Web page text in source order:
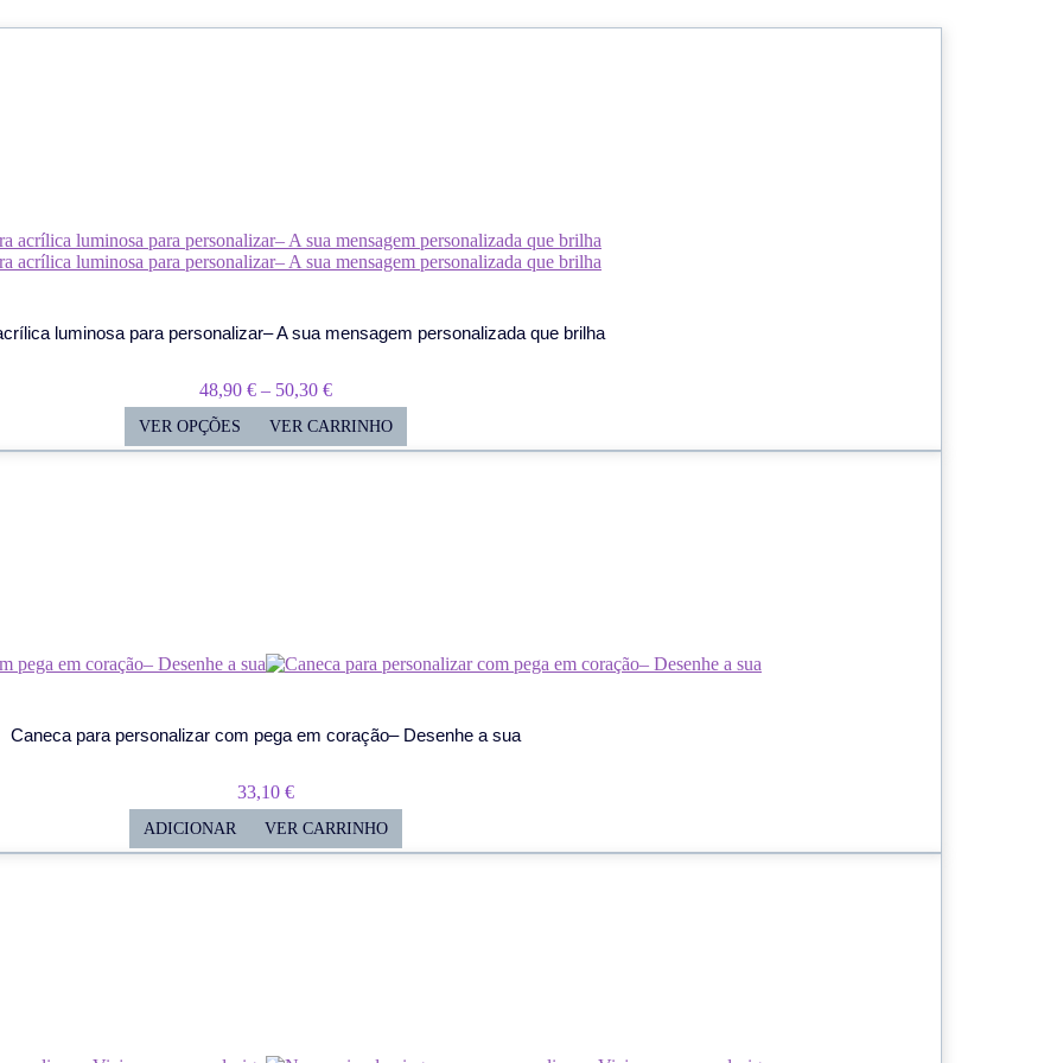
luminosa para personalizar– A sua mensagem personalizada que brilha
48,90 € – 50,30 €Price
Range:
48,90 €
VER OPÇÕES VER CARRINHO
Caneca para personalizar com pega em coração– Desenhe a sua
33,10 €
ADICIONAR VER CARRINHO